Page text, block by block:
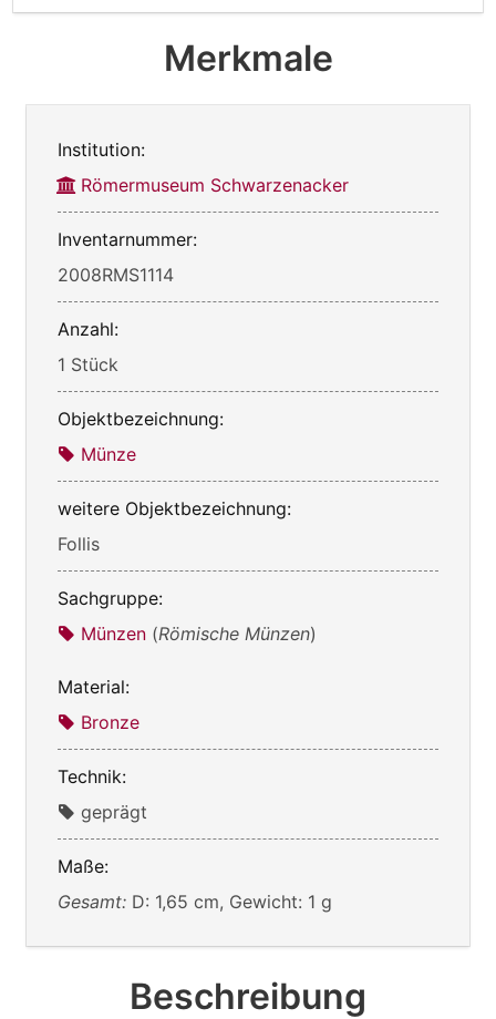
Merkmale
Institution:
Römermuseum Schwarzenacker
Inventarnummer:
2008RMS1114
Anzahl:
1 Stück
Objektbezeichnung:
Münze
weitere Objektbezeichnung:
Follis
Sachgruppe:
Münzen (Römische Münzen)
Material:
Bronze
Technik:
geprägt
Maße:
Gesamt: D: 1,65 cm, Gewicht: 1 g
Beschreibung